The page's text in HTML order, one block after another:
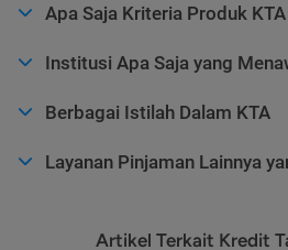
Apa Saja Kriteria Produk
Institusi Apa Saja yang
Berbagai Istilah Dalam KTA
Layanan Pinjaman Lainnya
Artikel Terkait Kredit